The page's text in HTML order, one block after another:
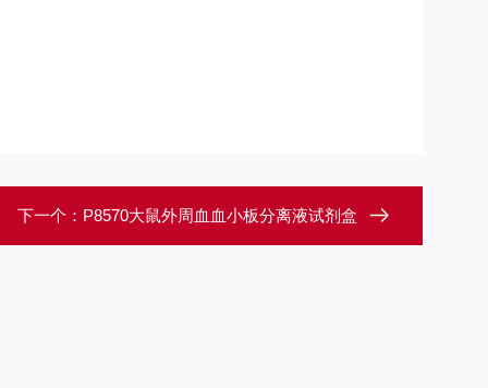
下一个： P8570大鼠外周血血小板分离液试剂盒